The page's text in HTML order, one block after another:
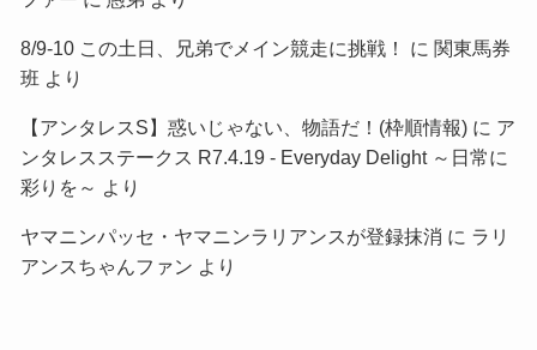
8/9-10 この土日、兄弟でメイン競走に挑戦！ に 関東馬券
班 より
【アンタレスS】惑いじゃない、物語だ！(枠順情報)に ア
ンタレスステークス R7.4.19 - Everyday Delight ～日常に
彩りを～ より
ヤマニンパッセ・ヤマニンラリアンスが登録抹消 に ラリ
アンスちゃんファン より